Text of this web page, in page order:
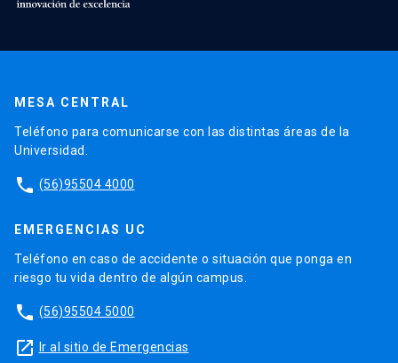
MESA CENTRAL
Teléfono para comunicarse con las distintas áreas de la
Universidad.
phone (56)95504 4000
EMERGENCIAS UC
Teléfono en caso de accidente o situación que ponga en
riesgo tu vida dentro de algún campus.
phone (56)95504 5000
launch Ir al sitio de Emergencias